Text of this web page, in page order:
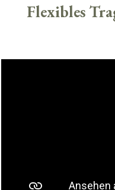
Flexibles